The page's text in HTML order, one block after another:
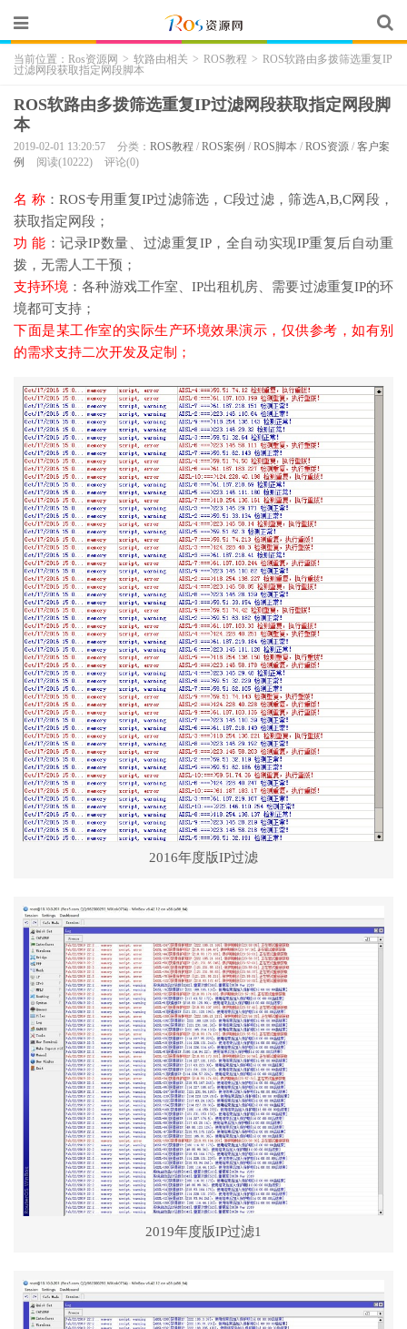
当前位置： Ros资源网 > 软路由相关 > ROS教程 > ROS软路由多拨筛选重复IP
过滤网段获取指定网段脚本
ROS软路由多拨筛选重复IP过滤网段获取指定网段脚
本
2019-02-01 13:20:57 分类： ROS教程 / ROS案例 / ROS脚本 / ROS资源 / 客户案
例
阅读(10222) 评论(0)
名 称：ROS专用重复IP过滤筛选，C段过滤，筛选A,B,C网段，
获取指定网段；
功 能 ：记录IP数量、过滤重复IP，全自动实现IP重复后自动重
拨，无需人工干预；
支持环境 ：各种游戏工作室、IP出租机房、需要过滤重复IP的环
境都可支持；
下面是某工作室的实际生产环境效果演示，仅供参考，如有别
的需求支持二次开发及定制；
2016年度版IP过滤
2019年度版IP过滤1